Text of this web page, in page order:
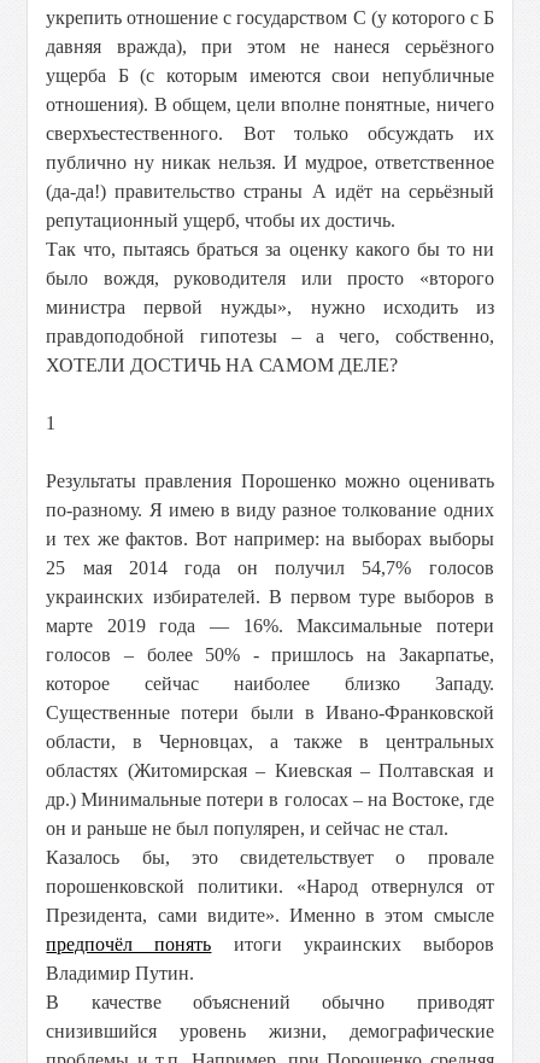
укрепить отношение с государством С (у которого с Б
давняя вражда), при этом не нанеся серьёзного
ущерба Б (с которым имеются свои непубличные
отношения). В общем, цели вполне понятные, ничего
сверхъестественного. Вот только обсуждать их
публично ну никак нельзя. И мудрое, ответственное
(да-да!) правительство страны А идёт на серьёзный
репутационный ущерб, чтобы их достичь.
Так что, пытаясь браться за оценку какого бы то ни
было вождя, руководителя или просто «второго
министра первой нужды», нужно исходить из
правдоподобной гипотезы – а чего, собственно,
ХОТЕЛИ ДОСТИЧЬ НА САМОМ ДЕЛЕ?
1
Результаты правления Порошенко можно оценивать
по-разному. Я имею в виду разное толкование одних
и тех же фактов. Вот например: на выборах выборы
25 мая 2014 года он получил 54,7% голосов
украинских избирателей. В первом туре выборов в
марте 2019 года — 16%. Максимальные потери
голосов – более 50% - пришлось на Закарпатье,
которое сейчас наиболее близко Западу.
Существенные потери были в Ивано-Франковской
области, в Черновцах, а также в центральных
областях (Житомирская – Киевская – Полтавская и
др.) Минимальные потери в голосах – на Востоке, где
он и раньше не был популярен, и сейчас не стал.
Казалось бы, это свидетельствует о провале
порошенковской политики. «Народ отвернулся от
Президента, сами видите». Именно в этом смысле
предпочёл понять итоги украинских выборов
Владимир Путин.
В качестве объяснений обычно приводят
снизившийся уровень жизни, демографические